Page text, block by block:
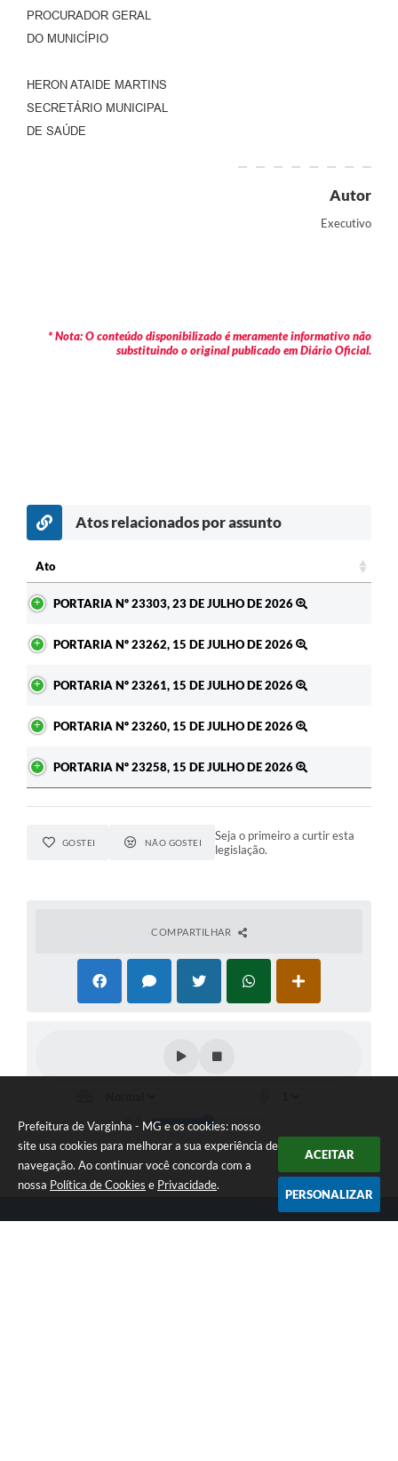
Prefeitura de Varginha - MG e os cookies: nosso
site usa cookies para melhorar a sua experiência de
navegação. Ao continuar você concorda com a
nossa Política de Cookies e Privacidade.
ACEITAR
PERSONALIZAR
PROCURADOR GERAL
DO MUNICÍPIO
HERON ATAIDE MARTINS
SECRETÁRIO MUNICIPAL
DE SAÚDE
Autor
Executivo
* Nota: O conteúdo disponibilizado é meramente informativo não
substituindo o original publicado em Diário Oficial.
Atos relacionados por assunto
Ato
PORTARIA Nº 23303, 23 DE JULHO DE 2026
PORTARIA Nº 23262, 15 DE JULHO DE 2026
PORTARIA Nº 23261, 15 DE JULHO DE 2026
PORTARIA Nº 23260, 15 DE JULHO DE 2026
PORTARIA Nº 23258, 15 DE JULHO DE 2026
GOSTEI NÃO GOSTEI
Seja o primeiro a curtir esta
legislação.
COMPARTILHAR